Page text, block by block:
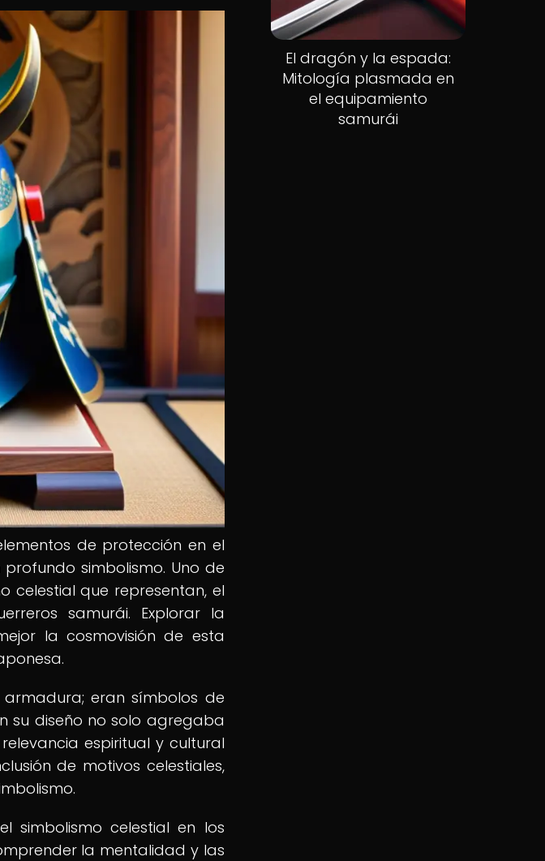
de protección en el
simbolismo. Uno de
celestial que representan, el
samurái. Explorar la
la cosmovisión de esta
eran símbolos de
su diseño no solo agregaba
espiritual y cultural
de motivos celestiales,
simbolismo celestial en los
la mentalidad y las
El dragón y la espada:
Mitología plasmada en
el equipamiento
samurái